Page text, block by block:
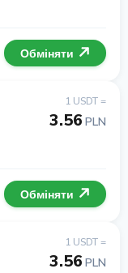
Обміняти
1 USDT =
3.56 PLN
Обміняти
1 USDT =
3.56 PLN